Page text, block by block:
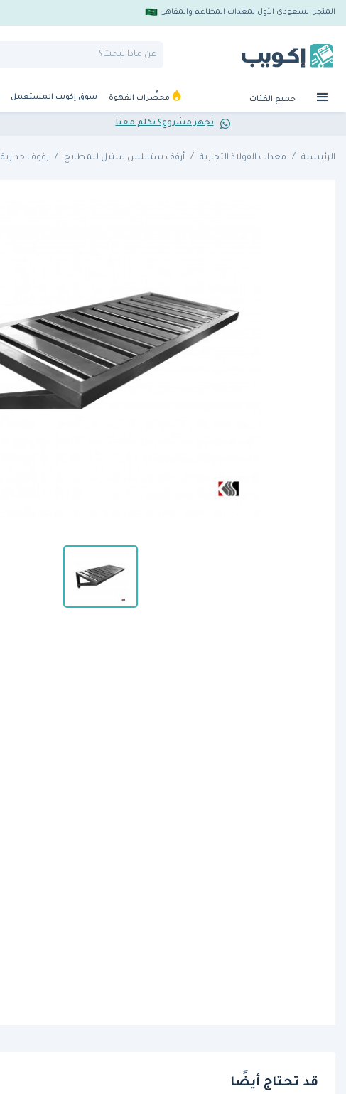
المتجر السعودي الأول لمعدات المطاعم والمقاهي
جميع الفئات محضِّرات القهوة سوق إكويب المستعمل
تجهز مشروع؟ تكلم معنا
الرئيسية معدات الفولاذ التجارية أرفف ستانلس ستيل للمطابخ رفوف جدارية
قد تحتاج أيضًا